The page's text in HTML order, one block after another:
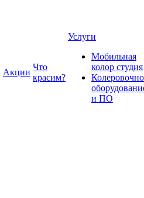
Акции
Что
красим?
Услуги
Мобильная
колор студия
и ПО